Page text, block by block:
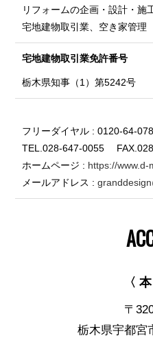
リフォームの企画・設計・施
宅地建物取引業、空き家管理
宅地建物取引業免許番号
栃木県知事（1）第5242号
フリーダイヤル : 0120-64-
TEL.028-647-0055
ホームページ : https://www.d-
メールアドレス :
〈
〒
栃木県宇都宮